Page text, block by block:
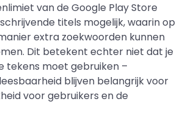
van de Google Play Store
titels mogelijk, waarin op
extra zoekwoorden kunnen
Dit betekent echter niet dat je
tekens moet gebruiken –
blijven belangrijk voor
voor gebruikers en de